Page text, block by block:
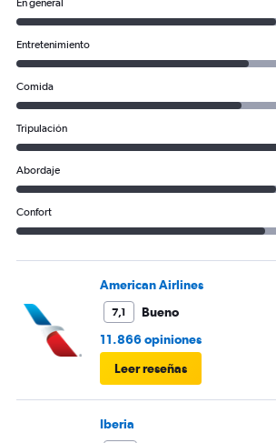
En general
Entretenimiento
Comida
Tripulación
Abordaje
Confort
American Airlines
7,1
Bueno
11.866 opiniones
Leer reseñas
Iberia